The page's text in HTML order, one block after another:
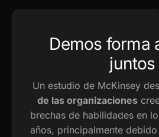
Demos forma
juntos
Un estudio de McKinsey
de las organizaciones
brechas de habilidades en
años, principalmente